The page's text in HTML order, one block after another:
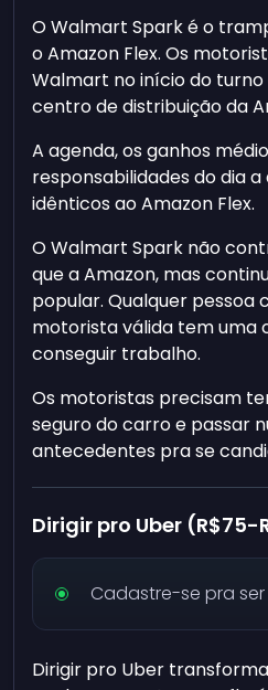
O Walmart Spark é o
o Amazon Flex. Os
Walmart no início do turno
centro de distribuição da
A agenda, os ganhos
responsabilidades do dia
idênticos ao Amazon Flex.
O Walmart Spark não
que a Amazon, mas
popular. Qualquer pessoa
motorista válida tem uma
conseguir trabalho.
Os motoristas precisam
seguro do carro e passar
antecedentes pra se
Dirigir pro Uber (R$75-
Cadastre-se pra
Dirigir pro Uber